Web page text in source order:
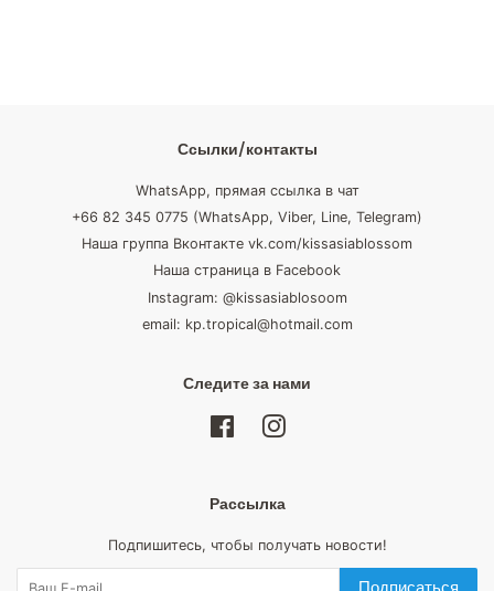
Ссылки/контакты
WhatsApp, прямая ссылка в чат
+66 82 345 0775 (WhatsApp, Viber, Line, Telegram)
Наша группа Вконтакте vk.com/kissasiablossom
Наша страница в Facebook
Instagram: @kissasiablosoom
email: kp.tropical@hotmail.com
Следите за нами
FacebookInstagram
Рассылка
Подпишитесь, чтобы получать новости!